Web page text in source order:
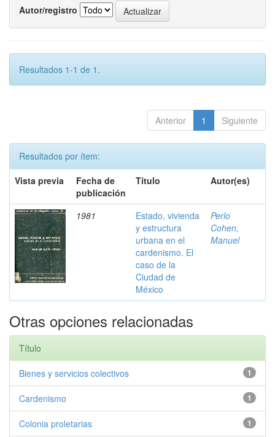
Autor/registro
Resultados 1-1 de 1.
Anterior 1 Siguiente
Resultados por ítem:
Vista previa
Fecha de
publicación
Título Autor(es)
1981
Estado, vivienda
y estructura
urbana en el
cardenismo. El
caso de la
Ciudad de
México
Perlo
Cohen,
Manuel
Otras opciones relacionadas
Título
1
Bienes y servicios colectivos
1
Cardenismo
1
Colonia proletarias